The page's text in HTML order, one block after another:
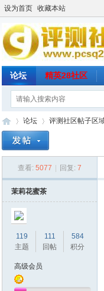
设为首页 收藏本站
论坛 精英28社区
论坛
›
评测社区帖子区
查看: 5077 回复: 7
茉莉花蜜茶
119
主题
111
回帖
584
积分
高级会员